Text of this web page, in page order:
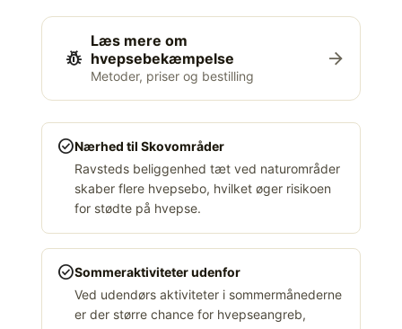
pest_control
Læs mere om
hvepsebekæmpelse
Metoder, priser og bestilling
arrow_forward
check_circleNærhed til Skovområder
Ravsteds beliggenhed tæt ved naturområder
skaber flere hvepsebo, hvilket øger risikoen
for stødte på hvepse.
check_circleSommeraktiviteter udenfor
Ved udendørs aktiviteter i sommermånederne
er der større chance for hvepseangreb,